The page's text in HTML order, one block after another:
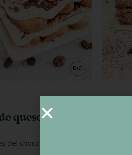
queso mascarpone y
del chocolate, esta tarta que